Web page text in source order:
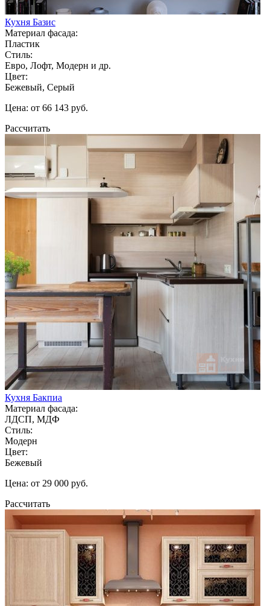
Кухня Базис
Материал фасада:
Пластик
Стиль:
Евро, Лофт, Модерн и др.
Цвет:
Бежевый, Серый
Цена: от 66 143 руб.
Рассчитать
Кухня Бакпиа
Материал фасада:
ЛДСП, МДФ
Стиль:
Модерн
Цвет:
Бежевый
Цена: от 29 000 руб.
Рассчитать